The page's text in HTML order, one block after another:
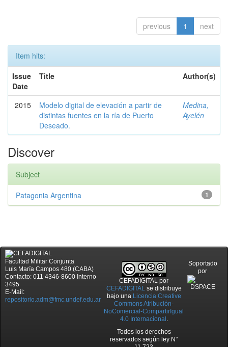
previous 1 next
Item hits:
Issue
Date
Title Author(s)
2015
Modelo digital de elevación a partir de
distintas fuentes en la ría de Puerto
Deseado.
Medina,
Ayelén
Discover
Subject
1
Patagonia Argentina
Facultad Militar Conjunta
Luis María Campos 480 (CABA)
Contacto: 011 4346-8600 Interno
3495
E-Mail:
repositorio.adm@fmc.undef.edu.ar
CEFADIGITAL por
CEFADIGITALse distribuye
bajo una Licencia Creative
Commons Atribución-
NoComercial-CompartirIgual
4.0 Internacional .
Todos los derechos
reservados según ley N°
Soportado
por